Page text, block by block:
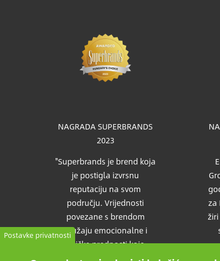
NAGRADA SUPERBRANDS
2023
"Superbrands je brend koja
je postigla izvrsnu
reputaciju na svom
području. Vrijednosti
povezane s brendom
pružaju emocionalne i
fizičke prednosti koje
pružaju očekivane podrške
za
Postavke privatnosti